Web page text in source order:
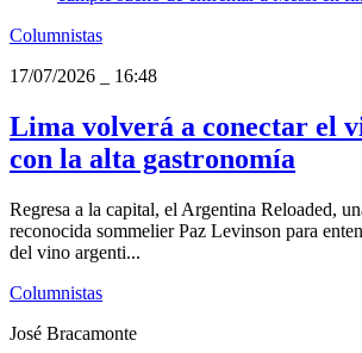
Columnistas
17/07/2026
16:48
Lima volverá a conectar el
con la alta gastronomía
Regresa a la capital, el Argentina Reloaded,
reconocida sommelier Paz Levinson para
del vino argenti...
Columnistas
José Bracamonte